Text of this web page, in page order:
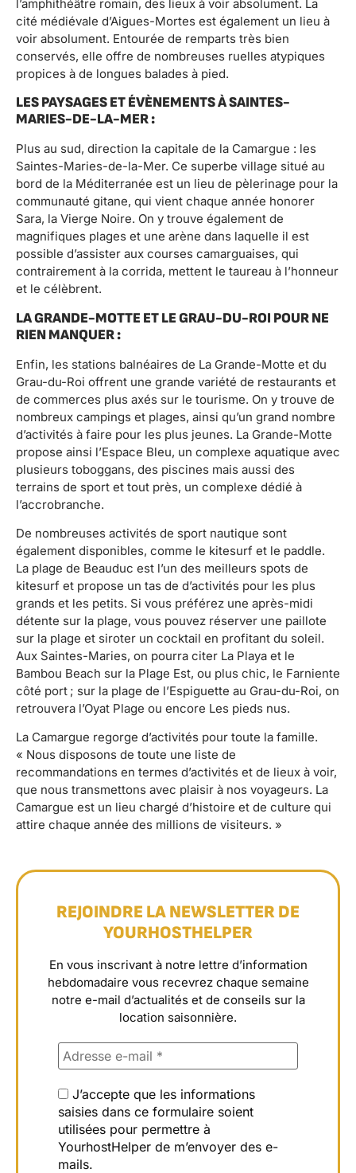
l’amphithéâtre romain, des lieux à voir absolument. La
cité médiévale d’Aigues-Mortes est également un lieu à
voir absolument. Entourée de remparts très bien
conservés, elle offre de nombreuses ruelles atypiques
propices à de longues balades à pied.
LES PAYSAGES ET ÉVÈNEMENTS À SAINTES-
MARIES-DE-LA-MER :
Plus au sud, direction la capitale de la Camargue : les
Saintes-Maries-de-la-Mer. Ce superbe village situé au
bord de la Méditerranée est un lieu de pèlerinage pour la
communauté gitane, qui vient chaque année honorer
Sara, la Vierge Noire. On y trouve également de
magnifiques plages et une arène dans laquelle il est
possible d’assister aux courses camarguaises, qui
contrairement à la corrida, mettent le taureau à l’honneur
et le célèbrent.
LA GRANDE-MOTTE ET LE GRAU-DU-ROI POUR NE
RIEN MANQUER :
Enfin, les stations balnéaires de La Grande-Motte et du
Grau-du-Roi offrent une grande variété de restaurants et
de commerces plus axés sur le tourisme. On y trouve de
nombreux campings et plages, ainsi qu’un grand nombre
d’activités à faire pour les plus jeunes. La Grande-Motte
propose ainsi l’Espace Bleu, un complexe aquatique avec
plusieurs toboggans, des piscines mais aussi des
terrains de sport et tout près, un complexe dédié à
l’accrobranche.
De nombreuses activités de sport nautique sont
également disponibles, comme le kitesurf et le paddle.
La plage de Beauduc est l’un des meilleurs spots de
kitesurf et propose un tas de d’activités pour les plus
grands et les petits. Si vous préférez une après-midi
détente sur la plage, vous pouvez réserver une paillote
sur la plage et siroter un cocktail en profitant du soleil.
Aux Saintes-Maries, on pourra citer La Playa et le
Bambou Beach sur la Plage Est, ou plus chic, le Farniente
côté port ; sur la plage de l’Espiguette au Grau-du-Roi, on
retrouvera l’Oyat Plage ou encore Les pieds nus.
La Camargue regorge d’activités pour toute la famille.
« Nous disposons de toute une liste de
recommandations en termes d’activités et de lieux à voir,
que nous transmettons avec plaisir à nos voyageurs. La
Camargue est un lieu chargé d’histoire et de culture qui
attire chaque année des millions de visiteurs. »
REJOINDRE LA NEWSLETTER DE
YOURHOSTHELPER
En vous inscrivant à notre lettre d’information
hebdomadaire vous recevrez chaque semaine
notre e-mail d’actualités et de conseils sur la
location saisonnière.
J’accepte que les informations
saisies dans ce formulaire soient
utilisées pour permettre à
YourhostHelper de m’envoyer des e-
mails.